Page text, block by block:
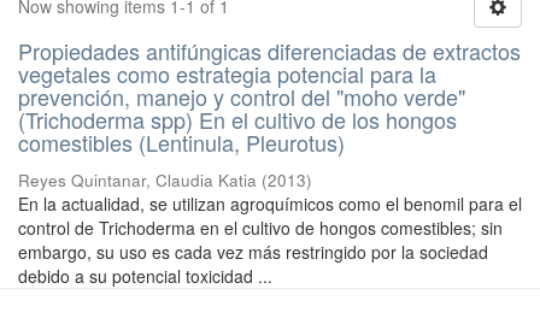
Now showing items 1-1 of 1
Propiedades antifúngicas diferenciadas de extractos
vegetales como estrategia potencial para la
prevención, manejo y control del "moho verde"
(Trichoderma spp) En el cultivo de los hongos
comestibles (Lentinula, Pleurotus)
Reyes Quintanar, Claudia Katia (2013)
En la actualidad, se utilizan agroquímicos como el benomil para el
control de Trichoderma en el cultivo de hongos comestibles; sin
embargo, su uso es cada vez más restringido por la sociedad
debido a su potencial toxicidad ...